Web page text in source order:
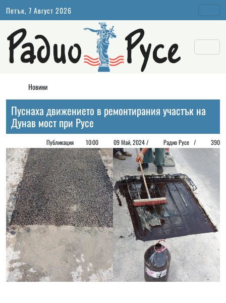
Петък, 7 Август 2026
Новини
Пуснаха движението в ремонтирания участък на
Дунав мост при Русе
Публикация 10:00 09 Май, 2024 / Радио Русе / 390